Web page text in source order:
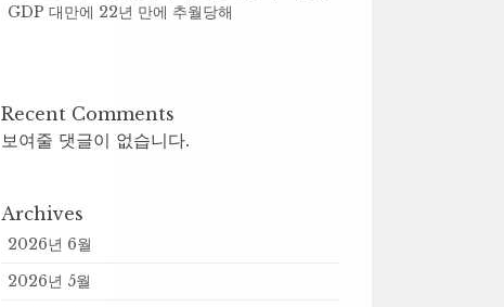
GDP 대만에 22년 만에 추월당해
Recent Comments
보여줄 댓글이 없습니다.
Archives
2026년 6월
2026년 5월